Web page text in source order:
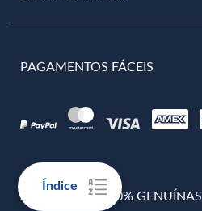
Índice
PAGAMENTOS FÁCEIS
AVALIAÇÕES 100% GENUÍNAS